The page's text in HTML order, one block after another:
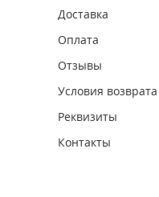
Доставка
Оплата
Отзывы
Условия возврата
Реквизиты
Контакты